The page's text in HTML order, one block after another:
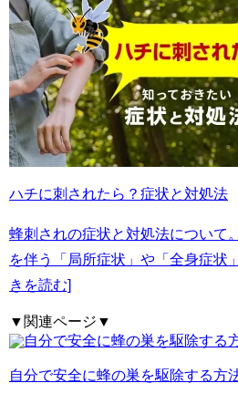
ハチに刺されたら？症状と対処法
蜂刺されの症状と対処法について
を伴う「局所症状」や「全身症状
きを読む]
▼関連ページ▼
自分で安全に蜂の巣を駆除する方